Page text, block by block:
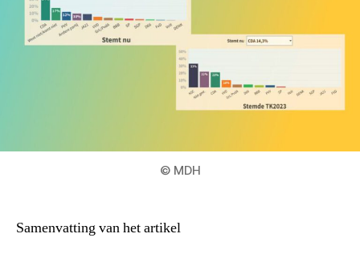
© MDH
Samenvatting van het artikel